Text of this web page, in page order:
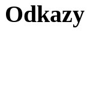
Odkazy